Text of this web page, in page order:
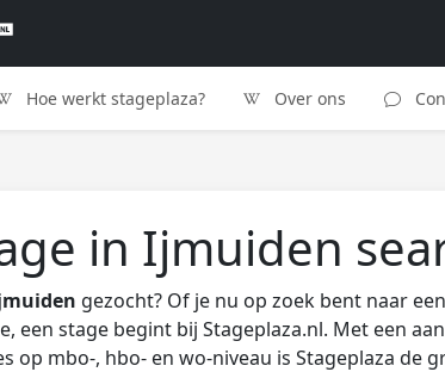
Hoe werkt stageplaza? Over ons
in Ijmuiden
gezocht? Of je nu op zoek bent naar
een stage begint bij Stageplaza.nl. Met een
op mbo-, hbo- en wo-niveau is Stageplaza de